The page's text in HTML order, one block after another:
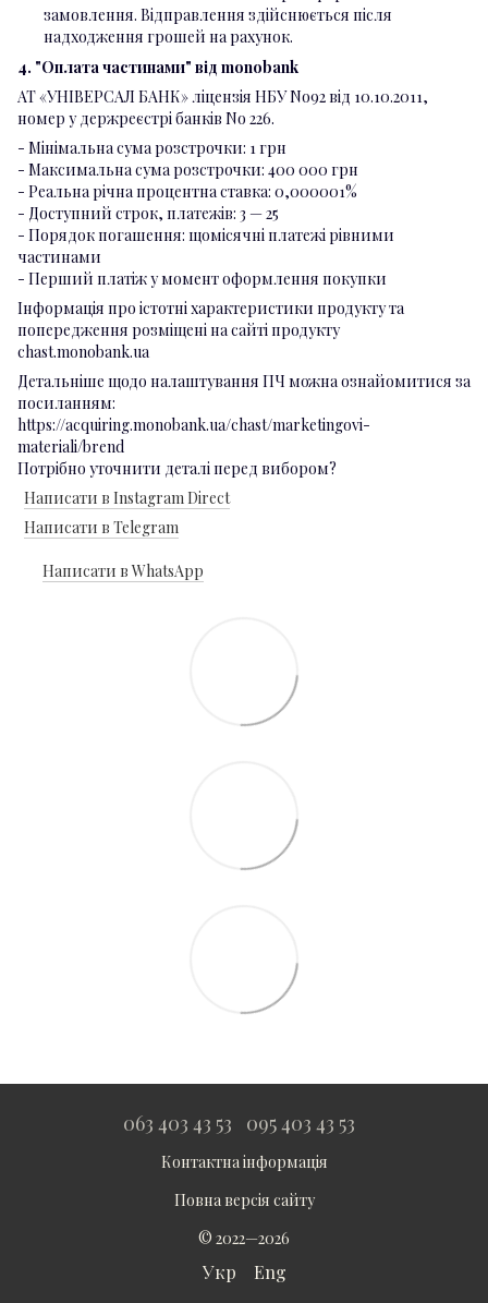
замовлення. Відправлення здійснюється після
надходження грошей на рахунок.
4. "Оплата частинами" від monobank
АТ «УНІВЕРСАЛ БАНК» ліцензія НБУ No92 від 10.10.2011,
номер у держреєстрі банків No 226.
- Мінімальна сума розстрочки: 1 грн
- Максимальна сума розстрочки: 400 000 грн
- Реальна річна процентна ставка: 0,000001%
- Доступний строк, платежів: 3 — 25
- Порядок погашення: щомісячні платежі рівними
частинами
- Перший платіж у момент оформлення покупки
Інформація про істотні характеристики продукту та
попередження розміщені на сайті продукту
chast.monobank.ua
Детальніше щодо налаштування ПЧ можна ознайомитися за
посиланням:
https://acquiring.monobank.ua/chast/marketingovi-
materiali/brend
Потрібно уточнити деталі перед вибором?
Написати в Instagram Direct
Написати в Telegram
Написати в WhatsApp
063 403 43 53 095 403 43 53
Контактна інформація
Повна версія сайту
© 2022—2026
Укр Eng